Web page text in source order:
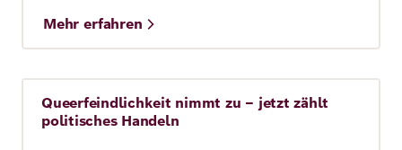
Mehr erfahren
Story
Queerfeindlichkeit nimmt zu – jetzt zählt
politisches Handeln